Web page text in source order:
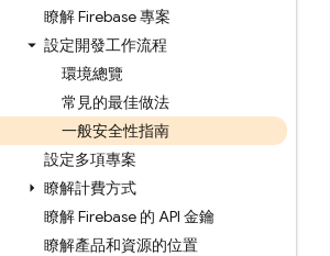
瞭解 Firebase 專案
設定開發工作流程
環境總覽
常見的最佳做法
一般安全性指南
設定多項專案
瞭解計費方式
瞭解 Firebase 的 API 金鑰
瞭解產品和資源的位置